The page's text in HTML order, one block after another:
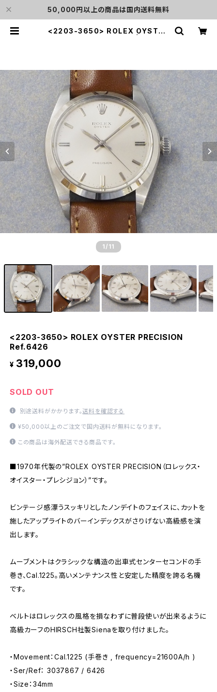
50,000円以上の商品は国内送料無料
<2203-3650> ROLEX OYSTER
1 /11
<2203-3650> ROLEX OYSTER PRECISION
Ref.6426
¥ 319,000
SOLD OUT
別途送料がかかります。送料を確認する
¥50,000以上のご注文で国内送料が無料になります。
この商品は海外配送できる商品です。
■1970年代製の”ROLEX OYSTER PRECISION（ロレックス・
オイスター・プレシジョン）”です。
ビンテージ感漂うスッキリとしたノンデイトのフェイスに、カットを
施したアップライトのバーインデックスがさりげない高級感を演
出します。
ムーブメントはクラシックな構造の出車式センターセコンドの手
巻き、Cal.1225。高いメンテナンス性と安定した精度を誇る名機
です。
ベルトはロレックスの風格を損なわずに普段使いが出来るように
高級カーフのHIRSCH社製Sienaを取り付けました。
・Movement：Cal.1225 (手巻き , frequency=21600A/h )
・Ser/Ref： 3037867 / 6426
・Size：34mm